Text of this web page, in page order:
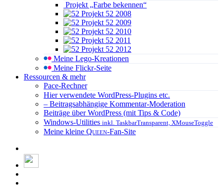
Projekt „Farbe bekennen“
Projekt 52 2008
Projekt 52 2009
Projekt 52 2010
Projekt 52 2011
Projekt 52 2012
Meine Lego-Kreationen
Meine Flickr-Seite
Ressourcen & mehr
Pace-Rechner
Hier verwendete WordPress-Plugins etc.
– Beitragsabhängige Kommentar-Moderation
Beiträge über WordPress (mit Tips & Code)
Windows-Utilities inkl. TaskbarTransparent, XMouseToggle
Meine kleine Queen-Fan-Site